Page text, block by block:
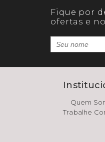
Fique por
ofertas e
Quem
Trabalhe